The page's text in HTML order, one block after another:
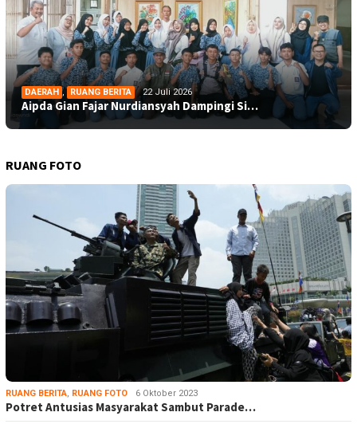
DAERAH , RUANG BERITA 22 Juli 2026
Aipda Gian Fajar Nurdiansyah Dampingi Si…
RUANG FOTO
RUANG BERITA, RUANG FOTO 6 Oktober 2023
Potret Antusias Masyarakat Sambut Parade…